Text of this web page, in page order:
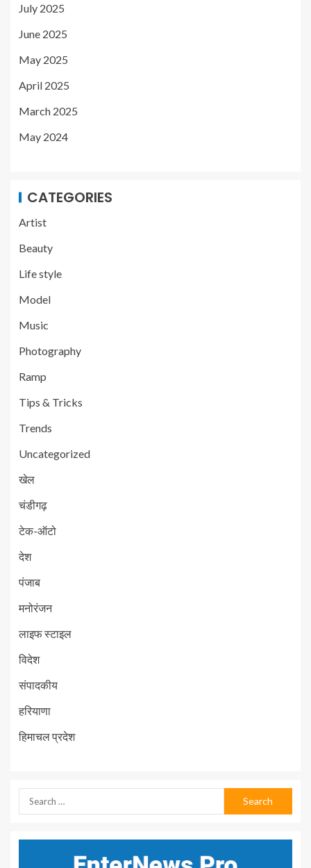
July 2025
June 2025
May 2025
April 2025
March 2025
May 2024
CATEGORIES
Artist
Beauty
Life style
Model
Music
Photography
Ramp
Tips & Tricks
Trends
Uncategorized
खेल
चंडीगढ़
टेक-ऑटो
देश
पंजाब
मनोरंजन
लाइफ स्टाइल
विदेश
संपादकीय
हरियाणा
हिमाचल प्रदेश